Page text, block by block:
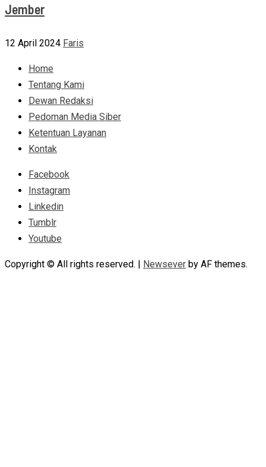
Jember
12 April 2024 Faris
Home
Tentang Kami
Dewan Redaksi
Pedoman Media Siber
Ketentuan Layanan
Kontak
Facebook
Instagram
Linkedin
Tumblr
Youtube
Copyright © All rights reserved. | Newsever by AF themes.